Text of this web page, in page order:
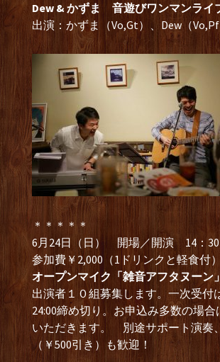
Dew & かずま 音遊びワンマンライ
出演：かずま（Vo,Gt）、Dew（Vo,Pf
＊＊＊＊＊
6月24日（日） 開場／開演 14：
参加費￥2,000（1ドリンクと軽食付）
オープンマイク「雑音アフタヌーン
出演者１０組募集します。一次受付
24:00締め切り。お申込み多数の場合
いただきます。 別途サポート演奏
（￥500引き）も歓迎！